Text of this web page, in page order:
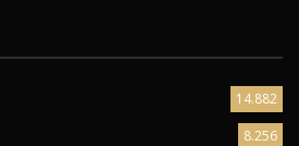
14.882
8.256